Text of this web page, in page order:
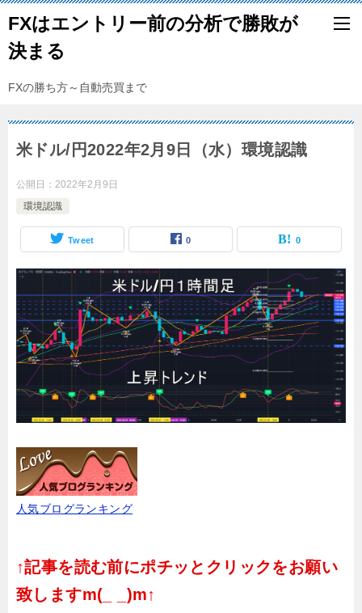
FXはエントリー前の分析で勝敗が
決まる
FXの勝ち方～自動売買まで
米ドル/円2022年2月9日（水）環境認識
公開日： 2022年2月9日
環境認識
Tweet 0 0
人気ブログランキング
↑記事を読む前にポチッとクリックをお願い
致しますm(_ _)m↑